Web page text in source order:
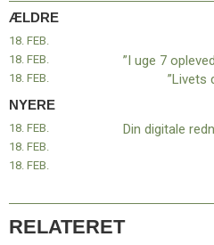
BaptistKirken
16.0:
Kontakt
Næste
indlæg:
digitale
redningsplanke
det
baptist.dk!Forrige
indlæg:
ÆLDRE
18. FEB.
18. FEB.
18. FEB. ”Livets
NYERE
18. FEB.
18. FEB.
18. FEB.
RELATERET